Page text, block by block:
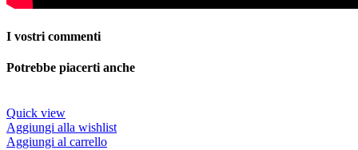
I vostri commenti
Potrebbe piacerti anche
Quick view
Aggiungi alla wishlist
Aggiungi al carrello